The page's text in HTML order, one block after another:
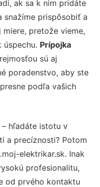
ak sa k nim pridáte
snažíme prispôsobiť a
pretože vieme,
Prípojka
sú aj
poradenstvo, aby ste
podľa vašich
– hľadáte istotu v
a precíznosti? Potom
elektrikar.sk. Inak
profesionalitu,
od prvého kontaktu